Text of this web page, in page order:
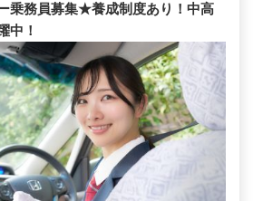
乗務員募集★養成制度あり！中高
中！